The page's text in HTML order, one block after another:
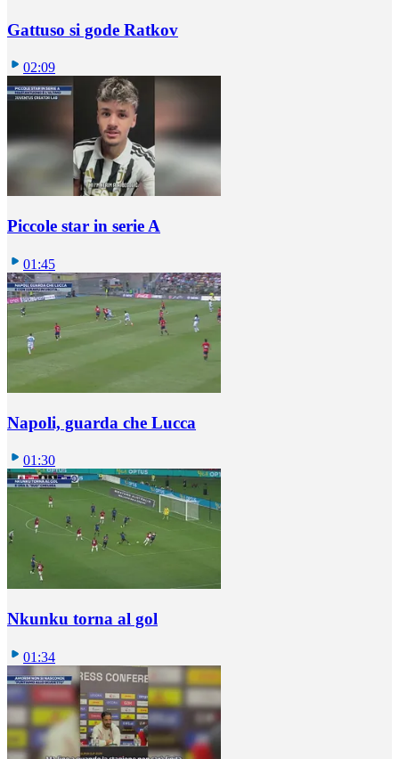
Gattuso si gode Ratkov
02:09
Piccole star in serie A
01:45
Napoli, guarda che Lucca
01:30
Nkunku torna al gol
01:34